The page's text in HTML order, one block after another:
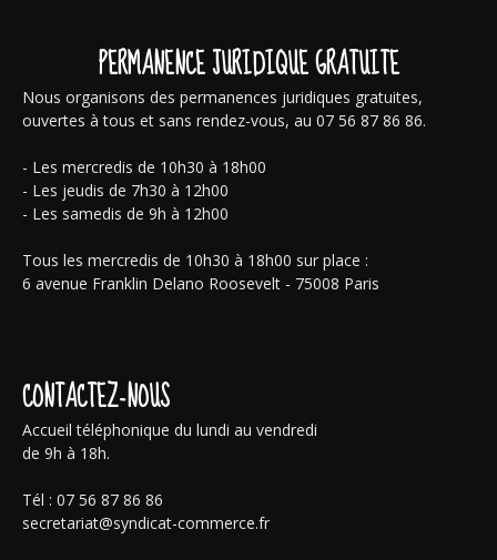
PERMANENCE JURIDIQUE GRATUITE
Nous organisons des permanences juridiques gratuites,
ouvertes à tous et sans rendez-vous, au 07 56 87 86 86.
- Les mercredis de 10h30 à 18h00
- Les jeudis de 7h30 à 12h00
- Les samedis de 9h à 12h00
Tous les mercredis de 10h30 à 18h00 sur place :
6 avenue Franklin Delano Roosevelt - 75008 Paris
CONTACTEZ-NOUS
Accueil téléphonique du lundi au vendredi
de 9h à 18h.
Tél : 07 56 87 86 86
secretariat@syndicat-commerce.fr